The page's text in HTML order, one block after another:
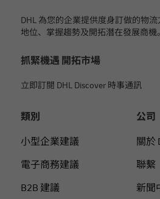
DHL 為您的企業提供度身訂做的物
地位、掌握趨勢及開拓潛在發展商機
抓緊機遇 開拓市場
立即訂閱 DHL Discover 時事通訊
類別
小型企業建議
電子商務建議
B2B 建議
公司
關於
聯繫
新聞